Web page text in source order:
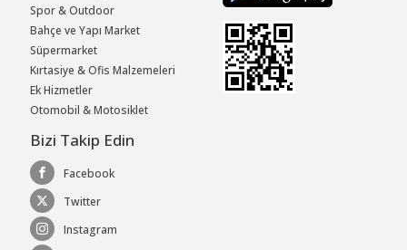
Spor & Outdoor
Bahçe ve Yapı Market
Süpermarket
Kırtasiye & Ofis Malzemeleri
Ek Hizmetler
Otomobil & Motosiklet
Bizi Takip Edin
Facebook
Twitter
Instagram